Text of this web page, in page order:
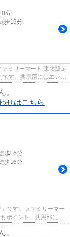
分
歩19分
ァミリーマート 東大阪足
す。共用部にはエレベ
。
せはこちら
歩16分
歩16分
です。ファミリーマー
ポイント。共用部には
。